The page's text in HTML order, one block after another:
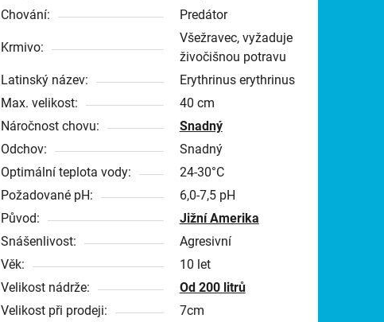
Chování:
Predátor
Krmivo:
Všežravec, vyžaduje
živočišnou potravu
Latinský název:
Erythrinus erythrinus
Max. velikost:
40 cm
Náročnost chovu:
Snadný
Odchov:
Snadný
Optimální teplota vody:
24-30°C
Požadované pH:
6,0-7,5 pH
Původ:
Jižní Amerika
Snášenlivost:
Agresivní
Věk:
10 let
Velikost nádrže:
Od 200 litrů
Velikost při prodeji:
7cm